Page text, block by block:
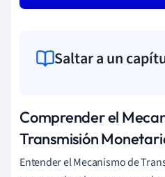
Saltar a un
Comprender el
Transmisión
Entender el Mecanismo de